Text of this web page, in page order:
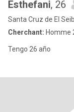
Esthefani, 26
Santa Cruz de El
Cherchant: Homme
Tengo 26 año